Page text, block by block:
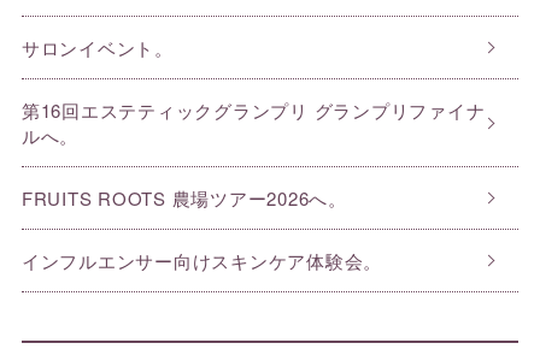
サロンイベント。
第16回エステティックグランプリ グランプリファイナ
ルへ。
FRUITS ROOTS 農場ツアー2026へ。
インフルエンサー向けスキンケア体験会。